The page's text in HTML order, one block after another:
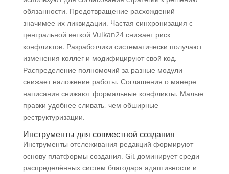
обязанности. Предотвращение расхождений
значимее их ликвидации. Частая синхронизация с
центральной веткой Vulkan24 снижает риск
конфликтов. Разработчики систематически получают
изменения коллег и модифицируют свой код.
Распределение полномочий за разные модули
снижает наложение работы. Соглашения о манере
написания снижают формальные конфликты. Малые
правки удобнее сливать, чем обширные
реструктуризации.
Инструменты для совместной создания
Инструменты отслеживания редакций формируют
основу платформы создания. Git доминирует среди
распределённых систем благодаря адаптивности и